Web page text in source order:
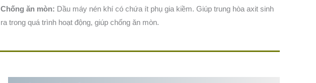
Chống ăn mòn: Dầu máy nén khí có chứa ít phụ gia kiềm. Giúp trung hòa axit sinh
ra trong quá trình hoạt động, giúp chống ăn mòn.